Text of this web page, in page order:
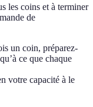
les coins et à terminer
de
un coin, préparez-
ce que chaque
votre capacité à le